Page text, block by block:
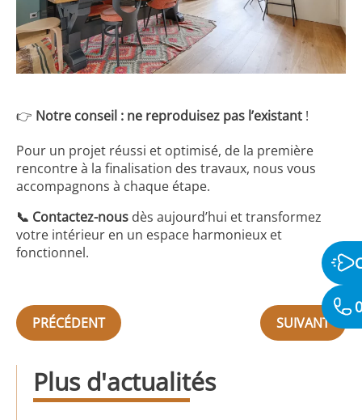
👉 Notre conseil : ne reproduisez pas l’existant !
Pour un projet réussi et optimisé, de la première
rencontre à la finalisation des travaux, nous vous
accompagnons à chaque étape.
📞 Contactez-nous dès aujourd’hui et transformez
votre intérieur en un espace harmonieux et
fonctionnel.
PRÉCÉDENT SUIVANT
Plus d'actualités